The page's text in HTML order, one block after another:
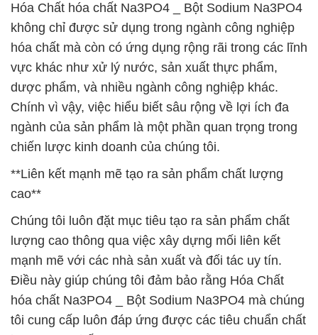
Hóa Chất hóa chất Na3PO4 _ Bột Sodium Na3PO4
không chỉ được sử dụng trong ngành công nghiệp
hóa chất mà còn có ứng dụng rộng rãi trong các lĩnh
vực khác như xử lý nước, sản xuất thực phẩm,
dược phẩm, và nhiều ngành công nghiệp khác.
Chính vì vậy, việc hiểu biết sâu rộng về lợi ích đa
ngành của sản phẩm là một phần quan trọng trong
chiến lược kinh doanh của chúng tôi.
**Liên kết mạnh mẽ tạo ra sản phẩm chất lượng
cao**
Chúng tôi luôn đặt mục tiêu tạo ra sản phẩm chất
lượng cao thông qua việc xây dựng mối liên kết
mạnh mẽ với các nhà sản xuất và đối tác uy tín.
Điều này giúp chúng tôi đảm bảo rằng Hóa Chất
hóa chất Na3PO4 _ Bột Sodium Na3PO4 mà chúng
tôi cung cấp luôn đáp ứng được các tiêu chuẩn chất